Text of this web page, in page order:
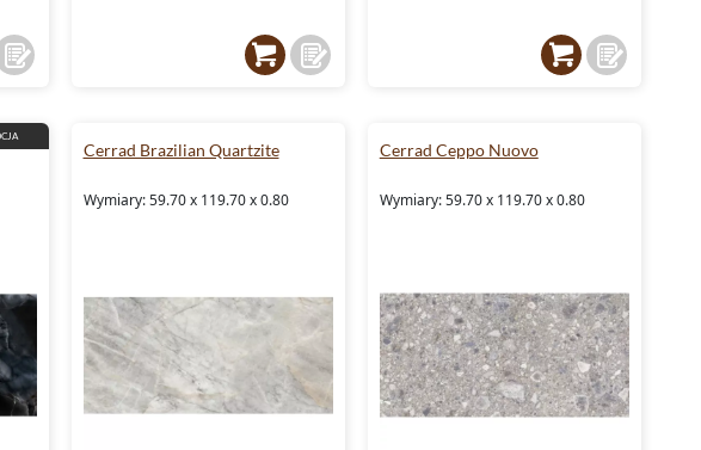
Cerrad Brazilian Quartzite
Wymiary: 59.70 x 119.70 x 0.80
Cerrad Ceppo Nuovo
Wymiary: 59.70 x 119.70 x 0.80